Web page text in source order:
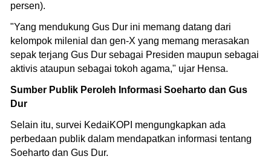
persen).
"Yang mendukung Gus Dur ini memang datang dari
kelompok milenial dan gen-X yang memang merasakan
sepak terjang Gus Dur sebagai Presiden maupun sebagai
aktivis ataupun sebagai tokoh agama," ujar Hensa.
Sumber Publik Peroleh Informasi Soeharto dan Gus
Dur
Selain itu, survei KedaiKOPI mengungkapkan ada
perbedaan publik dalam mendapatkan informasi tentang
Soeharto dan Gus Dur.